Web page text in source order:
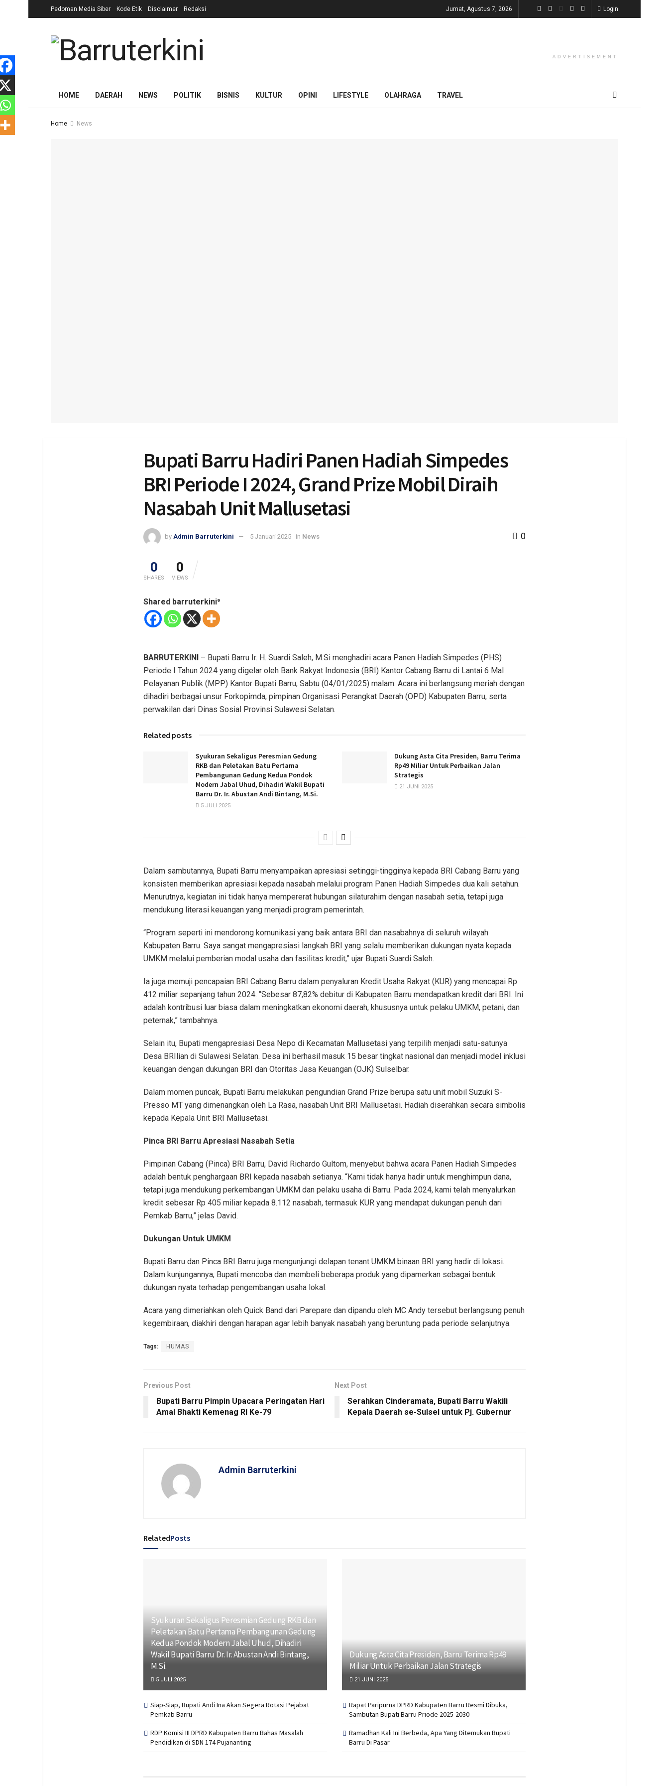
Pedoman Media Siber Kode Etik Disclaimer Redaksi Jumat, Agustus 7, 2026 Login
ADVERTISEMENT
HOME DAERAH NEWS POLITIK BISNIS KULTUR OPINI LIFESTYLE OLAHRAGA TRAVEL
Home News
Bupati Barru Hadiri Panen Hadiah Simpedes
BRI Periode I 2024, Grand Prize Mobil Diraih
Nasabah Unit Mallusetasi
by Admin Barruterkini 5 Januari 2025 in News 0
0
SHARES
0
VIEWS
Shared barruterkini⁹
BARRUTERKINI – Bupati Barru Ir. H. Suardi Saleh, M.Si menghadiri acara Panen Hadiah Simpedes (PHS)
Periode I Tahun 2024 yang digelar oleh Bank Rakyat Indonesia (BRI) Kantor Cabang Barru di Lantai 6 Mal
Pelayanan Publik (MPP) Kantor Bupati Barru, Sabtu (04/01/2025) malam. Acara ini berlangsung meriah dengan
dihadiri berbagai unsur Forkopimda, pimpinan Organisasi Perangkat Daerah (OPD) Kabupaten Barru, serta
perwakilan dari Dinas Sosial Provinsi Sulawesi Selatan.
Related posts
Syukuran Sekaligus Peresmian Gedung
RKB dan Peletakan Batu Pertama
Pembangunan Gedung Kedua Pondok
Modern Jabal Uhud, Dihadiri Wakil Bupati
Barru Dr. Ir. Abustan Andi Bintang, M.Si.
5 JULI 2025
Dukung Asta Cita Presiden, Barru Terima
Rp49 Miliar Untuk Perbaikan Jalan
Strategis
21 JUNI 2025
Dalam sambutannya, Bupati Barru menyampaikan apresiasi setinggi-tingginya kepada BRI Cabang Barru yang
konsisten memberikan apresiasi kepada nasabah melalui program Panen Hadiah Simpedes dua kali setahun.
Menurutnya, kegiatan ini tidak hanya mempererat hubungan silaturahim dengan nasabah setia, tetapi juga
mendukung literasi keuangan yang menjadi program pemerintah.
“Program seperti ini mendorong komunikasi yang baik antara BRI dan nasabahnya di seluruh wilayah
Kabupaten Barru. Saya sangat mengapresiasi langkah BRI yang selalu memberikan dukungan nyata kepada
UMKM melalui pemberian modal usaha dan fasilitas kredit,” ujar Bupati Suardi Saleh.
Ia juga memuji pencapaian BRI Cabang Barru dalam penyaluran Kredit Usaha Rakyat (KUR) yang mencapai Rp
412 miliar sepanjang tahun 2024. “Sebesar 87,82% debitur di Kabupaten Barru mendapatkan kredit dari BRI. Ini
adalah kontribusi luar biasa dalam meningkatkan ekonomi daerah, khususnya untuk pelaku UMKM, petani, dan
peternak,” tambahnya.
Selain itu, Bupati mengapresiasi Desa Nepo di Kecamatan Mallusetasi yang terpilih menjadi satu-satunya
Desa BRIlian di Sulawesi Selatan. Desa ini berhasil masuk 15 besar tingkat nasional dan menjadi model inklusi
keuangan dengan dukungan BRI dan Otoritas Jasa Keuangan (OJK) Sulselbar.
Dalam momen puncak, Bupati Barru melakukan pengundian Grand Prize berupa satu unit mobil Suzuki S-
Presso MT yang dimenangkan oleh La Rasa, nasabah Unit BRI Mallusetasi. Hadiah diserahkan secara simbolis
kepada Kepala Unit BRI Mallusetasi.
Pinca BRI Barru Apresiasi Nasabah Setia
Pimpinan Cabang (Pinca) BRI Barru, David Richardo Gultom, menyebut bahwa acara Panen Hadiah Simpedes
adalah bentuk penghargaan BRI kepada nasabah setianya. “Kami tidak hanya hadir untuk menghimpun dana,
tetapi juga mendukung perkembangan UMKM dan pelaku usaha di Barru. Pada 2024, kami telah menyalurkan
kredit sebesar Rp 405 miliar kepada 8.112 nasabah, termasuk KUR yang mendapat dukungan penuh dari
Pemkab Barru,” jelas David.
Dukungan Untuk UMKM
Bupati Barru dan Pinca BRI Barru juga mengunjungi delapan tenant UMKM binaan BRI yang hadir di lokasi.
Dalam kunjungannya, Bupati mencoba dan membeli beberapa produk yang dipamerkan sebagai bentuk
dukungan nyata terhadap pengembangan usaha lokal.
Acara yang dimeriahkan oleh Quick Band dari Parepare dan dipandu oleh MC Andy tersebut berlangsung penuh
kegembiraan, diakhiri dengan harapan agar lebih banyak nasabah yang beruntung pada periode selanjutnya.
Tags: HUMAS
Previous Post
Bupati Barru Pimpin Upacara Peringatan Hari
Amal Bhakti Kemenag RI Ke-79
Next Post
Serahkan Cinderamata, Bupati Barru Wakili
Kepala Daerah se-Sulsel untuk Pj. Gubernur
Admin Barruterkini
RelatedPosts
Syukuran Sekaligus Peresmian Gedung RKB dan
Peletakan Batu Pertama Pembangunan Gedung
Kedua Pondok Modern Jabal Uhud, Dihadiri
Wakil Bupati Barru Dr. Ir. Abustan Andi Bintang,
M.Si.
5 JULI 2025
Dukung Asta Cita Presiden, Barru Terima Rp49
Miliar Untuk Perbaikan Jalan Strategis
21 JUNI 2025
Siap-Siap, Bupati Andi Ina Akan Segera Rotasi Pejabat
Pemkab Barru
Rapat Paripurna DPRD Kabupaten Barru Resmi Dibuka,
Sambutan Bupati Barru Priode 2025-2030
RDP Komisi III DPRD Kabupaten Barru Bahas Masalah
Pendidikan di SDN 174 Pujananting
Ramadhan Kali Ini Berbeda, Apa Yang Ditemukan Bupati
Barru Di Pasar